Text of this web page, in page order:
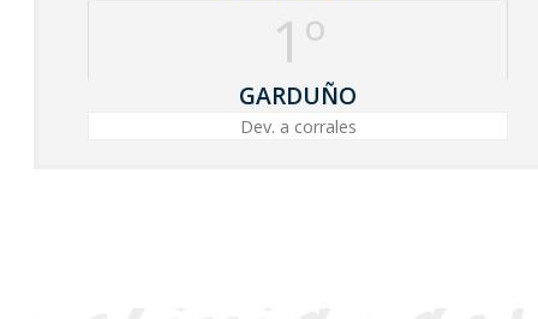
1º
Dev. a corrales
GARDUÑO